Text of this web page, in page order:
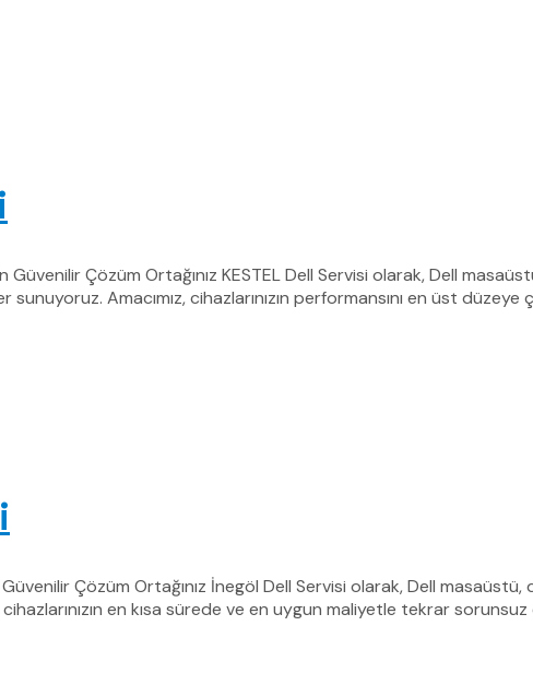
Güvenilir Çözüm Ortağınız KESTEL Dell Servisi olarak, Dell
Amacımız, cihazlarınızın performansını en üst düzeye
Güvenilir Çözüm Ortağınız İnegöl Dell Servisi olarak, Dell
en kısa sürede ve en uygun maliyetle tekrar sorunsuz